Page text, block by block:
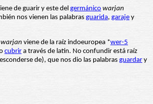
de guarir y este del germánico warjan
nos vienen las palabras guarida, garaje y
warjan viene de la raíz indoeuropea *wer-5
cubrir a través de latín. No confundir está raíz
de), que nos dio las palabras guardar y